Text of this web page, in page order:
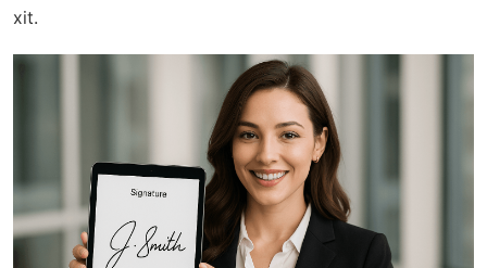
xit.